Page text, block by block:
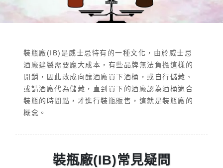
裝瓶廠(IB)是威士忌特有的一種文化，由於威士忌
酒廠建製需要龐大成本，有些品牌無法負擔這樣的
開銷，因此改成向釀酒廠買下酒桶，或自行儲藏、
或請酒廠代為儲藏，直到買下的酒廠認為酒桶適合
裝瓶的時間點，才進行裝瓶販售，這就是裝瓶廠的
概念。
裝瓶廠(IB)常見疑問